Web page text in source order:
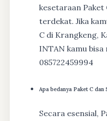
kesetaraan Paket
terdekat. Jika
C di Krangkeng,
INTAN kamu
085722459994
Apa bedanya Paket C dan
Secara esensial,